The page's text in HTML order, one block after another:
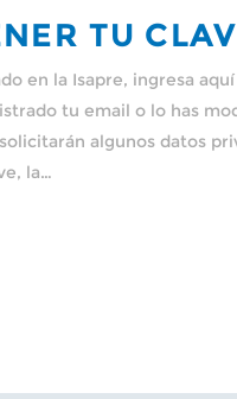
TU
en la Isapre, ingresa
tu email o lo has
algunos datos
la…